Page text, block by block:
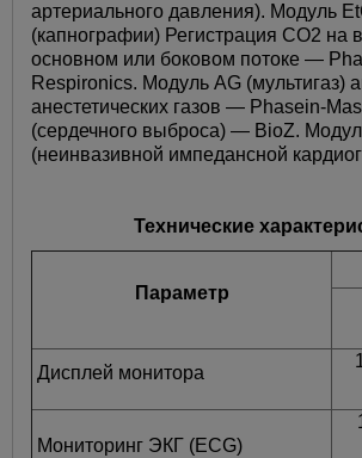
артериального давления). Модуль
(капнографии) Регистрация CO2 на
основном или боковом потоке —
Respironics. Модуль AG (мультигаз)
анестетических газов — Phasein-
(сердечного выброса) — BioZ.
(неинвазивной импедансной
Технические
Параметр
Дисплей монитора
Мониторинг ЭКГ (ECG)